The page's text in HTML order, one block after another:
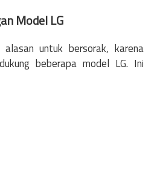
Model LG
alasan untuk bersorak, karena
beberapa model LG. Ini